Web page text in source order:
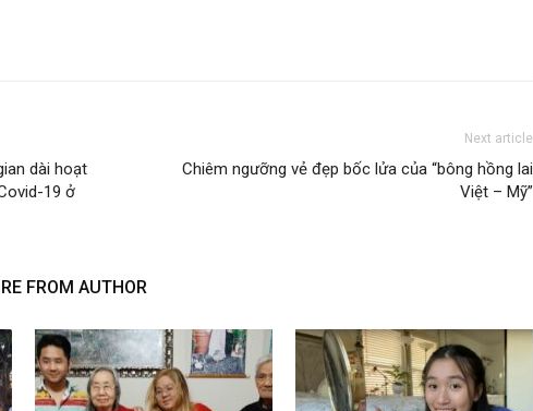
dài hoạt
19 ở
Next article
Chiêm ngưỡng vẻ đẹp bốc lửa của “bông hồng lai
Việt – Mỹ”
FROM AUTHOR